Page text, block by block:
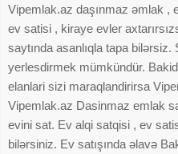
nəzarəti) hər bir sakinin
Yeni tikili evlərdə təhlükəsizlik
çünki bu binalar müasir
məqsədilə layihələndirilir. Hər bir
giriş nəzarəti və yanğın
əlavə, bu binalar zəlzələyə
və dövlət standartlarına tam
İnfrastruktur baxımından yeni
Vipemlak.az daşınmaz əmlak ,
ev satisi , kiraye evler
saytında asanlıqla tapa
yerlesdirmek mümkündür.
elanlari sizi maraqlandirirsa
Vipemlak.az Dasinmaz emlak
evini sat. Ev alqi satqisi , ev
bilərsiniz. Ev satışında əlavə